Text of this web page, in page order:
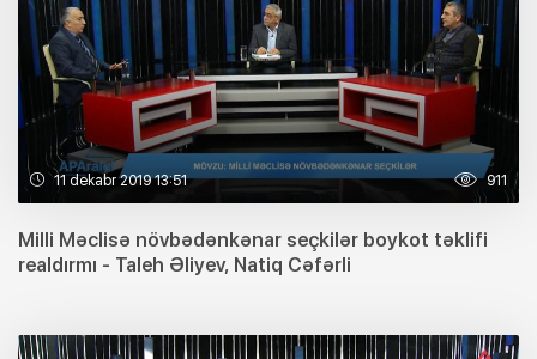
11 dekabr 2019 13:51 911
Milli Məclisə növbədənkənar seçkilər boykot təklifi
realdırmı - Taleh Əliyev, Natiq Cəfərli